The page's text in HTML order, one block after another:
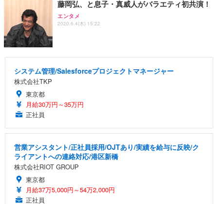
藤岡弘、と息子・真威人がバラエティ初共演！
エンタメ
2020.6.4(木) 15:22
システム管理/Salesforceプロジェクトマネージャー
株式会社TKP
東京都
月給30万円～35万円
正社員
営業アシスタント/正社員採用/OJTあり/実績を給与に反映/ク
ライアントへの連絡対応/港区新橋
株式会社RIOT GROUP
東京都
月給37万5,000円～54万2,000円
正社員